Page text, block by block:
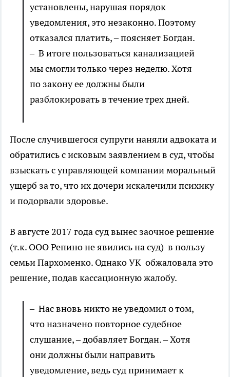
установлены, нарушая порядок
уведомления, это незаконно. Поэтому
отказался платить, – поясняет Богдан.
– В итоге пользоваться канализацией
мы смогли только через неделю. Хотя
по закону ее должны были
разблокировать в течение трех дней.
После случившегося супруги наняли адвоката и
обратились с исковым заявлением в суд, чтобы
взыскать с управляющей компании моральный
ущерб за то, что их дочери искалечили психику
и подорвали здоровье.
В августе 2017 года суд вынес заочное решение
(т.к. ООО Репино не явились на суд) в пользу
семьи Пархоменко. Однако УК обжаловала это
решение, подав кассационную жалобу.
– Нас вновь никто не уведомил о том,
что назначено повторное судебное
слушание, – добавляет Богдан. – Хотя
они должны были направить
уведомление, ведь суд принимает к